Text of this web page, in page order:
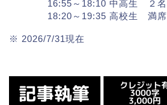
16:55～18:10 中高生 ２名
18:20～19:35 高校生 満席
※ 2026/7/31現在